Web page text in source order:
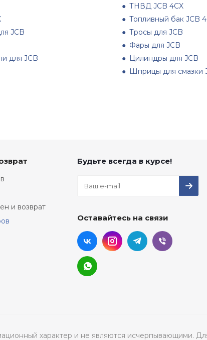
ТНВД JCB 4CX
Топливный бак JCB
JCB
Тросы для JCB
Фары для JCB
для JCB
Цилиндры для JCB
Шприцы для смазки
и возврат
Будьте всегда в курсе!
Оставайтесь на связи
характер и не являются исчерпывающими.